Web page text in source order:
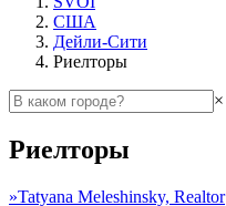
США
Дейли-Сити
Риелторы
×
Риелторы
»Tatyana Meleshinsky, Realtor